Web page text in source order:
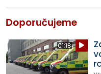
Doporučujeme
01:18